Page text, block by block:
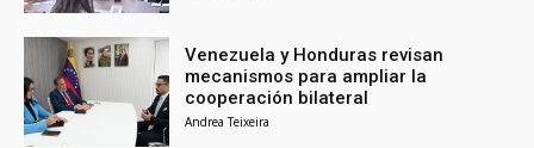
Venezuela y Honduras revisan
mecanismos para ampliar la
cooperación bilateral
Andrea Teixeira